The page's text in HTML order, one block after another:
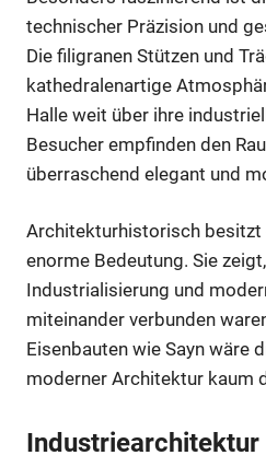
technischer Präzision und
Die filigranen Stützen und
kathedralenartige
Halle weit über ihre
Besucher empfinden den
überraschend elegant und
Architekturhistorisch besitzt
enorme Bedeutung. Sie
Industrialisierung und
miteinander verbunden
Eisenbauten wie Sayn wäre
moderner Architektur kaum